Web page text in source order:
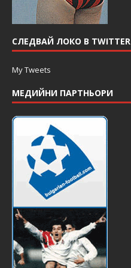
СЛЕДВАЙ ЛОКО В TWITTER
My Tweets
МЕДИЙНИ ПАРТНЬОРИ